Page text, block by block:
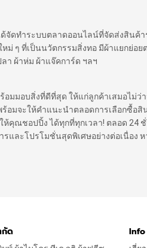
จัดทำระบบตลาดออนไลน์ที่จัดส่งสินค้
หม่ ๆ ที่เป็นนวัตกรรมสิ่งทอ มีผ้าแยกย่อ
า ผ้าห่ม ผ้าแจ๊คการ์ด ฯลฯ
อมมอบสิ่งที่ดีที่สุด ให้แก่ลูกค้าเสมอไม่ว่
อมจะให้คำแนะนำตลอดการเลือกซื้อ
ห้คุณชอปปิ้ง ได้ทุกที่ทุกเวลา! ตลอด 24
รและโปรโมชั่นสุดพิเศษอย่างต่อเนื่อง
กัด Info